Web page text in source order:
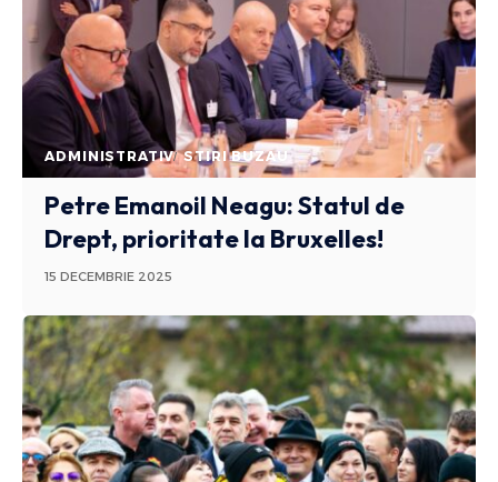
ADMINISTRATIV STIRI BUZAU
Petre Emanoil Neagu: Statul de
Drept, prioritate la Bruxelles!
15 DECEMBRIE 2025